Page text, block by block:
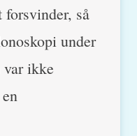
så
under
ikke